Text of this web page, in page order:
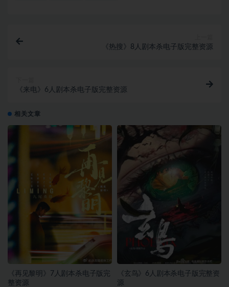
《热搜》8人剧本杀电子版完整资源
《来电》6人剧本杀电子版完整资源
相关文章
《再见黎明》7人剧本杀电子版完
整资源
《玄鸟》6人剧本杀电子版完整资
源